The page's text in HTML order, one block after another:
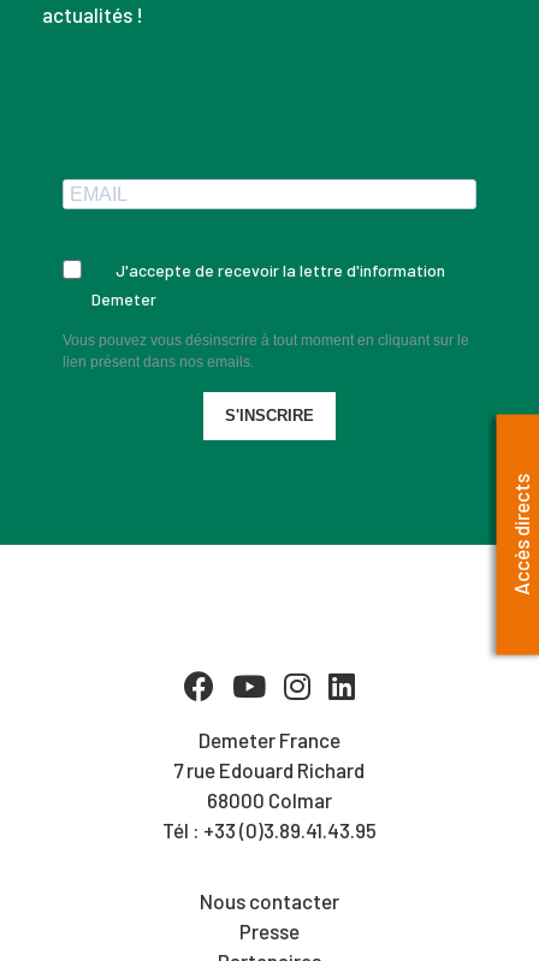
actualités !
J'accepte de recevoir la lettre d'information
Demeter
Vous pouvez vous désinscrire à tout moment en cliquant sur le
lien présent dans nos emails.
S'INSCRIRE
Demeter France
7 rue Edouard Richard
68000 Colmar
Tél : +33 (0)3.89.41.43.95
Nous contacter
Presse
Accès directs